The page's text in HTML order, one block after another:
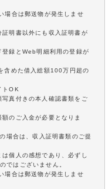
場合は郵送物が発生しませ
明書以外にも収入証明書が
録とWeb明細利用の登録が
含めた借入総額100万円超の
トOK
真付きの本人確認書類をご
のご入金が必要となりま
場合は、収入証明書類のご提
個人の感想であり、必ずし
ではございません。
場合は郵送物が発生しませ